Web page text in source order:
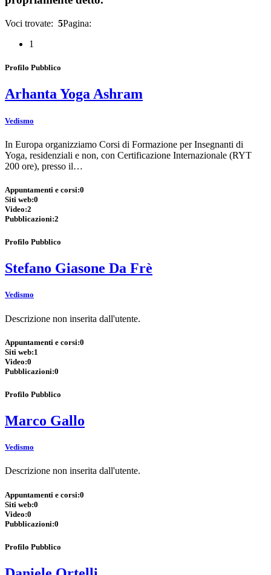
Voci trovate: 5Pagina:
1
Profilo Pubblico
Arhanta Yoga Ashram
Vedismo
In Europa organizziamo Corsi di Formazione per Insegnanti di
Yoga, residenziali e non, con Certificazione Internazionale (RYT
200 ore), presso il…
Appuntamenti e corsi:0
Siti web:0
Video:2
Pubblicazioni:2
Profilo Pubblico
Stefano Giasone Da Frè
Vedismo
Descrizione non inserita dall'utente.
Appuntamenti e corsi:0
Siti web:1
Video:0
Pubblicazioni:0
Profilo Pubblico
Marco Gallo
Vedismo
Descrizione non inserita dall'utente.
Appuntamenti e corsi:0
Siti web:0
Video:0
Pubblicazioni:0
Profilo Pubblico